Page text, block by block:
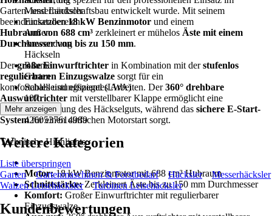
Messerhäcksler
Einsatzbereich
Außen
Anwendung
Häckseln
Räume
Garten
Schallleistungspegel (LWA)
107
EAN
4260537614989
Garten- und Landschaftsbau entwickelt wurde. Mit seinem
beeindruckenden18 kW Benzinmotor und einem
Hubraum von 688 cm³ zerkleinert er mühelos Äste mit einem
Durchmesser von bis zu 150 mm.
Dergroße Einwurftrichter in Kombination mit derstufenlos
regulierbaren Einzugswalze sorgt für ein
komfortables und effizientes Arbeiten. Der360° drehbare
Auswurftrichter mit verstellbarer Klappe ermöglicht eine
präzise Ausrichtung des Häckselguts, während das sichere E-Start-
Systemfür einen einfachen Motorstart sorgt.
Technische Highlights:
Motor:18 kW Benzinmotor mit 688 cm³ Hubraum
Schnittstärke:Zerkleinert Äste bis zu 150 mm Durchmesser
Komfort: Großer Einwurftrichter mit regulierbarer
Einzugswalze
Mehr anzeigen
Weitere Kategorien
Liste überspringen
Garten
Gartenmaschinen & Forstbedarf Häcksler
Messerhäcksler
Walzen Leisehäcksler
Turbinen Leisehäcksler
Kundenbewertungen